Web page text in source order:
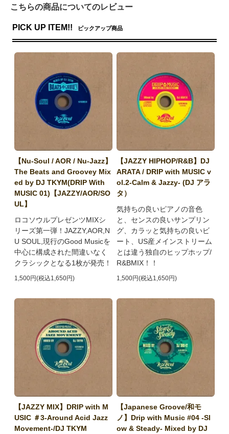
こちらの商品についてのレビュー
PICK UP ITEM!! ピックアップ商品
【Nu-Soul / AOR / Nu-Jazz】
The Beats and Groovey Mix
ed by DJ TKYM(DRIP With
MUSIC 01)【JAZZY/AOR/SO
UL】
ロコソウルプレゼンツMIXシ
リーズ第一弾！JAZZY,AOR,N
U SOUL,現行のGood Musicを
中心に構成された間違いなく
クラシックとなる1枚が発売！
1,500円(税込1,650円)
【JAZZY HIPHOP/R&B】DJ
ARATA / DRIP with MUSIC v
ol.2-Calm & Jazzy- (DJ アラ
タ）
気持ちの良いピアノの音色
と、センスの良いサンプリン
グ、カラッと気持ちの良いビ
ート、US産メインストリーム
とは違う独自のヒップホップ/
R&BMIX！！
1,500円(税込1,650円)
【JAZZY MIX】DRIP with M
USIC ＃3-Around Acid Jazz
Movement-/DJ TKYM
【Japanese Groove/和モ
ノ】Drip with Music #04 -Sl
ow & Steady- Mixed by DJ